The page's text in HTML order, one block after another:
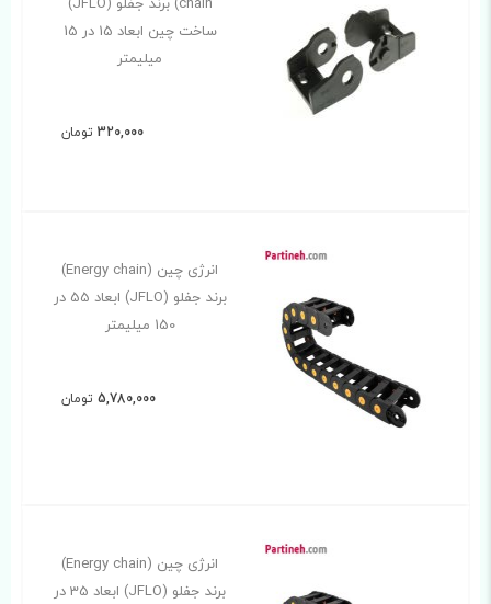
ساخت چین ابعاد 15 در 15
میلیمتر
320,000 تومان
انرژی چین (Energy chain)
برند جفلو (JFLO) ابعاد 55 در
150 میلیمتر
5,780,000 تومان
انرژی چین (Energy chain)
برند جفلو (JFLO) ابعاد 35 در